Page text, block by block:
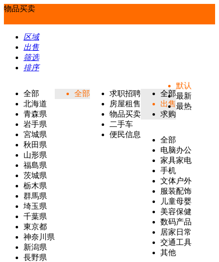
物品买卖
区域
出售
筛选
排序
全部
北海道
青森県
岩手県
宮城県
秋田県
山形県
福島県
茨城県
栃木県
群馬県
埼玉県
千葉県
東京都
神奈川県
新潟県
長野県
全部
求职招聘
房屋租售
物品买卖
二手车
便民信息
全部
出售
求购
全部
电脑办公
家具家电
手机
文体户外
服装配饰
儿童母婴
美容保健
数码产品
居家日常
交通工具
其他
默认
最新
最热